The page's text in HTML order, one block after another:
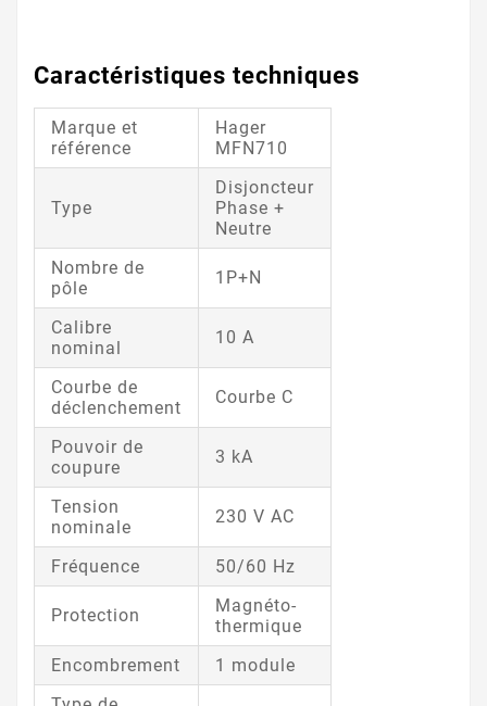
Caractéristiques techniques
Marque et
référence
Hager
MFN710
Type
Disjoncteur
Phase +
Neutre
Nombre de
pôle
1P+N
Calibre
nominal
10 A
Courbe de
déclenchement
Courbe C
Pouvoir de
coupure
3 kA
Tension
nominale
230 V AC
Fréquence 50/60 Hz
Protection
Magnéto-
thermique
Encombrement
1 module